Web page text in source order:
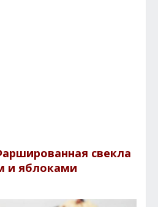
свекла
и яблоками